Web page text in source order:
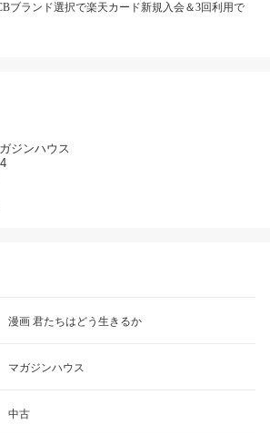
ブランド選択で楽天カード新規入会＆3回利用で
ジンハウス
漫画 君たちはどう生きるか
マガジンハウス
中古